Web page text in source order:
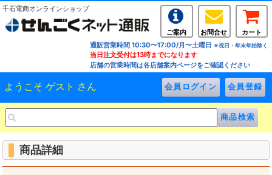
千石電商オンラインショップ
ご案内 お問合せ
カート
通販営業時間 10:30〜17:00/月〜土曜日 ※祝日・年末年始除く
当日注文受付は13時までになります
店舗の営業時間は各店舗案内ページをご確認ください
ようこそ ゲスト さん
商品詳細